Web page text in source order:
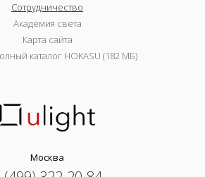
Сотрудничество
Академия света
Карта сайта
каталог HOKASU (182 МБ)
Москва